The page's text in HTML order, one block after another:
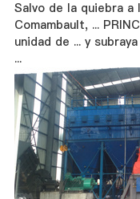
Salvo de la quiebra a
Comambault, ...
unidad de ... y
...